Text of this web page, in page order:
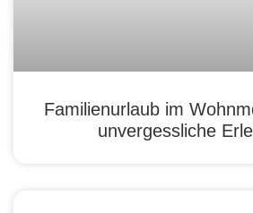
Familienurlaub im
unvergessliche